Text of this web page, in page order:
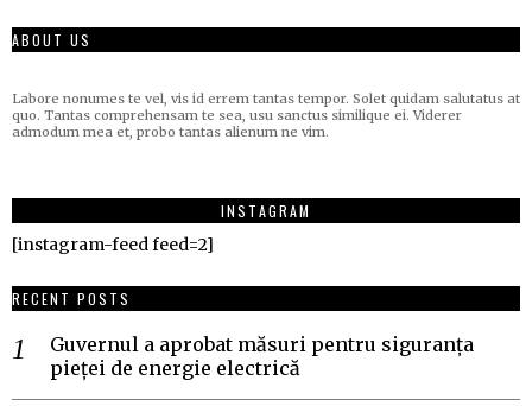
ABOUT US
Labore nonumes te vel, vis id errem tantas tempor. Solet quidam salutatus at
quo. Tantas comprehensam te sea, usu sanctus similique ei. Viderer
admodum mea et, probo tantas alienum ne vim.
INSTAGRAM
[instagram-feed feed=2]
RECENT POSTS
Guvernul a aprobat măsuri pentru siguranța
pieței de energie electrică